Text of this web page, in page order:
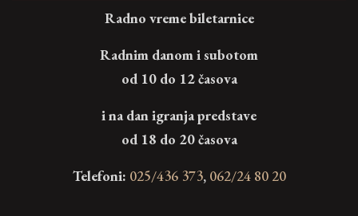
Radno vreme biletarnice
Radnim danom i subotom
od 10 do 12 časova
i na dan igranja predstave
od 18 do 20 časova
Telefoni: 025/436 373, 062/24 80 20